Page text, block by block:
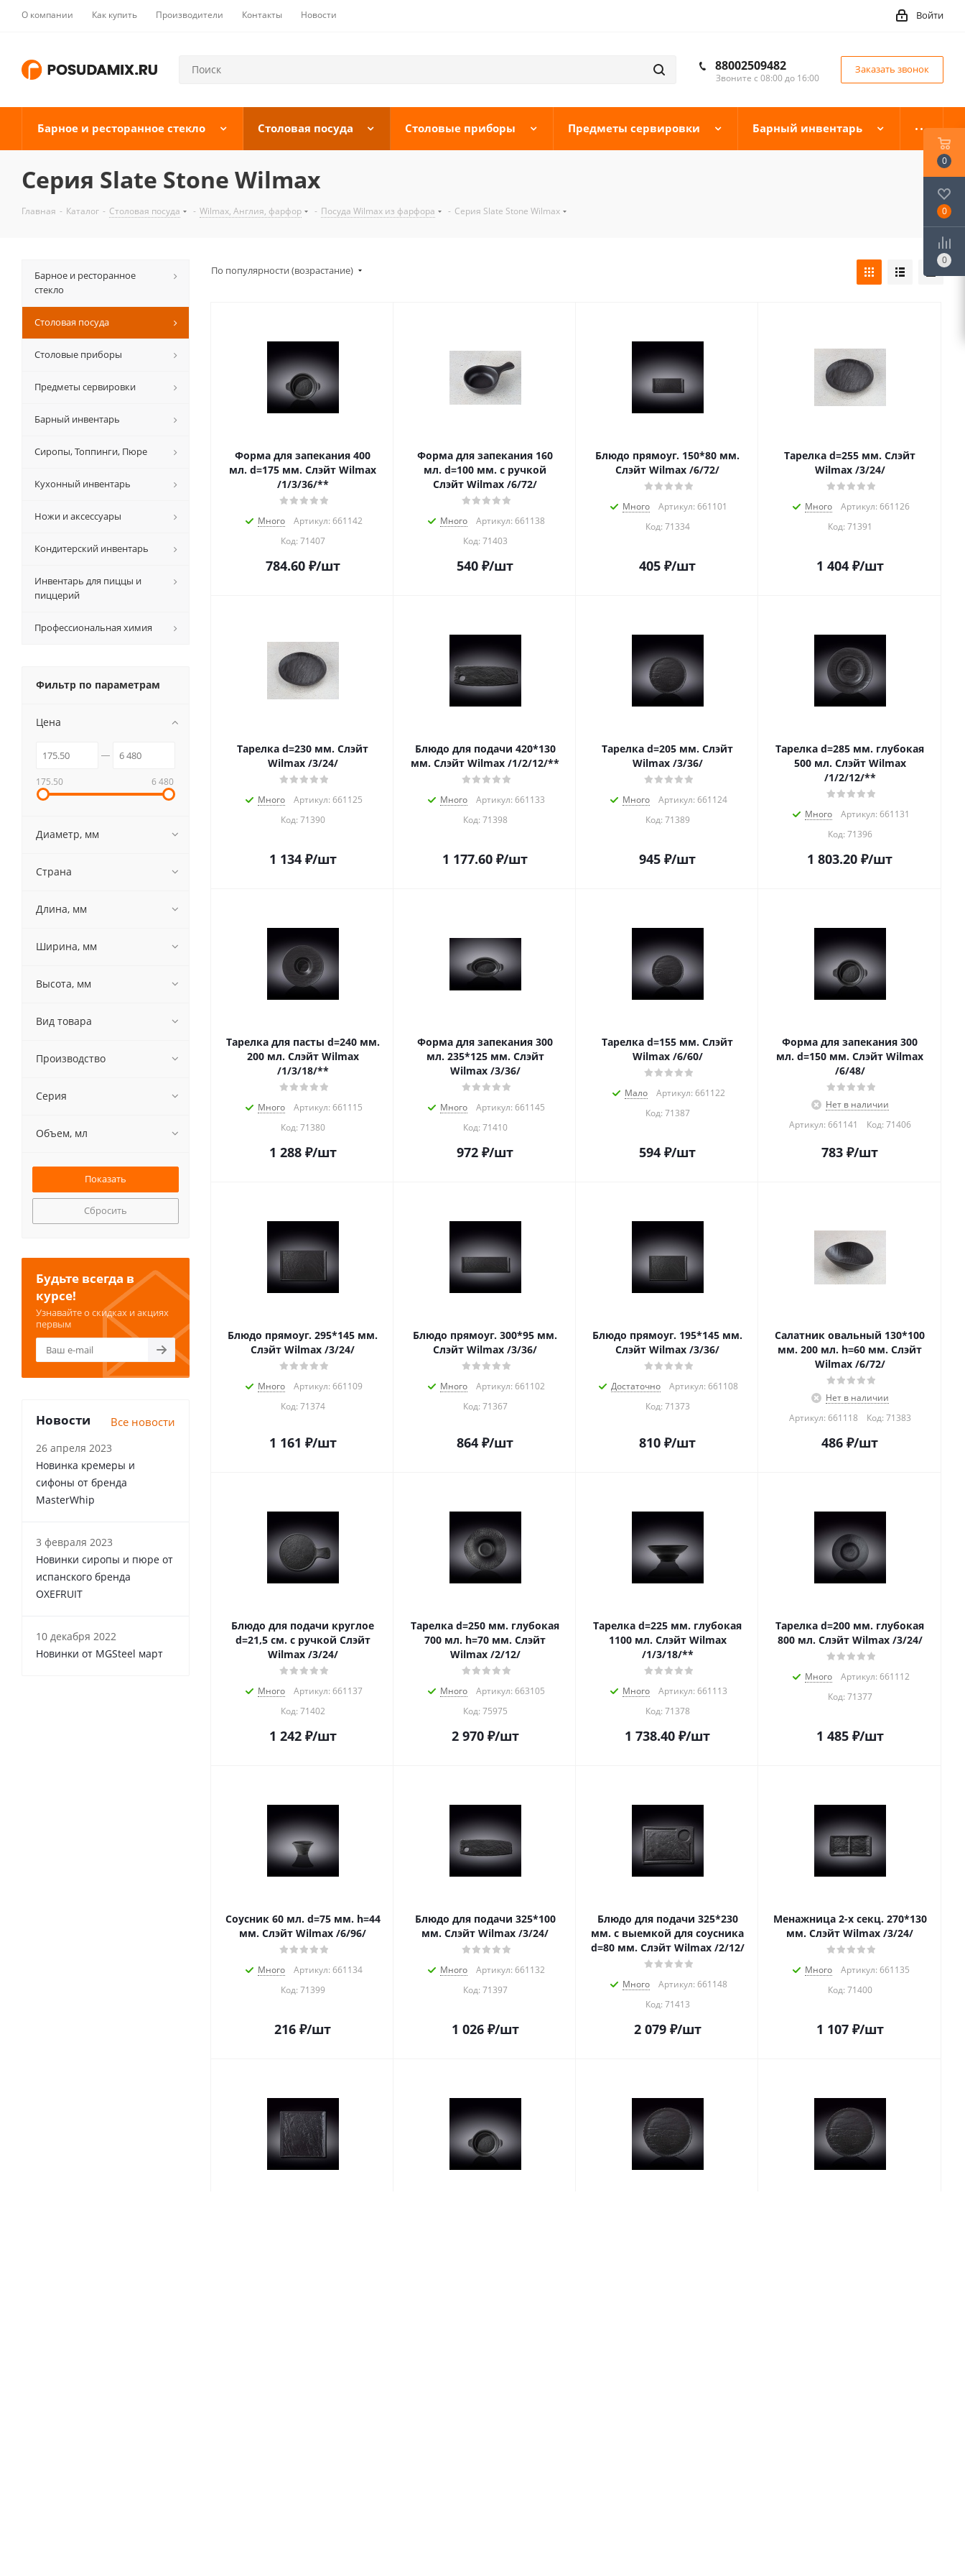
О компании Как купить Производители Контакты Новости Войти
88002509482
Звоните с 08:00 до 16:00
Заказать звонок
Барное и ресторанное стекло Столовая посуда Столовые приборы Предметы сервировки Барный инвентарь
Серия Slate Stone Wilmax
Главная - Каталог - Столовая посуда - Wilmax, Англия, фарфор - Посуда Wilmax из фарфора - Серия Slate Stone Wilmax
По популярности (возрастание)
Форма для запекания 400
мл. d=175 мм. Слэйт Wilmax
/1/3/36/**
Много
Артикул: 661142
Код: 71407
784.60₽/шт
Форма для запекания 160
мл. d=100 мм. с ручкой
Слэйт Wilmax /6/72/
Много
Артикул: 661138
Код: 71403
540 ₽/шт
Блюдо прямоуг. 150*80 мм.
Слэйт Wilmax /6/72/
Много
Артикул: 661101
Код: 71334
405 ₽/шт
Тарелка d=255 мм. Слэйт
Wilmax /3/24/
Много
Артикул: 661126
Код: 71391
1 404₽/шт
Тарелка d=230 мм. Слэйт
Wilmax /3/24/
Много
Артикул: 661125
Код: 71390
1 134₽/шт
Блюдо для подачи 420*130
мм. Слэйт Wilmax /1/2/12/**
Много
Артикул: 661133
Код: 71398
1 177.60 ₽/шт
Тарелка d=205 мм. Слэйт
Wilmax /3/36/
Много
Артикул: 661124
Код: 71389
945 ₽/шт
Тарелка d=285 мм. глубокая
500 мл. Слэйт Wilmax
/1/2/12/**
Много
Артикул: 661131
Код: 71396
1 803.20 ₽/шт
Тарелка для пасты d=240 мм.
200 мл. Слэйт Wilmax
/1/3/18/**
Много
Артикул: 661115
Код: 71380
1 288₽/шт
Форма для запекания 300
мл. 235*125 мм. Слэйт
Wilmax /3/36/
Много
Артикул: 661145
Код: 71410
972 ₽/шт
Тарелка d=155 мм. Слэйт
Wilmax /6/60/
Мало
Артикул: 661122
Код: 71387
594 ₽/шт
Форма для запекания 300
мл. d=150 мм. Слэйт Wilmax
/6/48/
Нет в наличии
Артикул: 661141
Код: 71406
783 ₽/шт
Блюдо прямоуг. 295*145 мм.
Слэйт Wilmax /3/24/
Много
Артикул: 661109
Код: 71374
1 161 ₽/шт
Блюдо прямоуг. 300*95 мм.
Слэйт Wilmax /3/36/
Много
Артикул: 661102
Код: 71367
864 ₽/шт
Блюдо прямоуг. 195*145 мм.
Слэйт Wilmax /3/36/
Достаточно
Артикул: 661108
Код: 71373
810 ₽/шт
Салатник овальный 130*100
мм. 200 мл. h=60 мм. Слэйт
Wilmax /6/72/
Нет в наличии
Артикул: 661118
Код: 71383
486 ₽/шт
Блюдо для подачи круглое
d=21,5 см. с ручкой Слэйт
Wilmax /3/24/
Много
Артикул: 661137
Код: 71402
1 242₽/шт
Тарелка d=250 мм. глубокая
700 мл. h=70 мм. Слэйт
Wilmax /2/12/
Много
Артикул: 663105
Код: 75975
2 970₽/шт
Тарелка d=225 мм. глубокая
1100 мл. Слэйт Wilmax
/1/3/18/**
Много
Артикул: 661113
Код: 71378
1 738.40 ₽/шт
Тарелка d=200 мм. глубокая
800 мл. Слэйт Wilmax /3/24/
Много
Артикул: 661112
Код: 71377
1 485₽/шт
Соусник 60 мл. d=75 мм. h=44
мм. Слэйт Wilmax /6/96/
Много
Артикул: 661134
Код: 71399
216 ₽/шт
Блюдо для подачи 325*100
мм. Слэйт Wilmax /3/24/
Много
Артикул: 661132
Код: 71397
1 026₽/шт
Блюдо для подачи 325*230
мм. с выемкой для соусника
d=80 мм. Слэйт Wilmax /2/12/
Много
Артикул: 661148
Код: 71413
2 079₽/шт
Менажница 2-х секц. 270*130
мм. Слэйт Wilmax /3/24/
Много
Артикул: 661135
Код: 71400
1 107₽/шт
Барное и ресторанное
стекло
Столовая посуда
Столовые приборы
Предметы сервировки
Барный инвентарь
Сиропы, Топпинги, Пюре
Кухонный инвентарь
Ножи и аксессуары
Кондитерский инвентарь
Инвентарь для пиццы и
пиццерий
Профессиональная химия
Фильтр по параметрам
Цена
175.50 6 480
Диаметр, мм
Страна
Длина, мм
Ширина, мм
Высота, мм
Вид товара
Производство
Серия
Объем, мл
Сбросить
Будьте всегда в
курсе!
Узнавайте о скидках и акциях
первым
Новости Все новости
26 апреля 2023
Новинка кремеры и
сифоны от бренда
MasterWhip
3 февраля 2023
Новинки сиропы и пюре от
испанского бренда
OXEFRUIT
10 декабря 2022
Новинки от MGSteel март
0
0
0